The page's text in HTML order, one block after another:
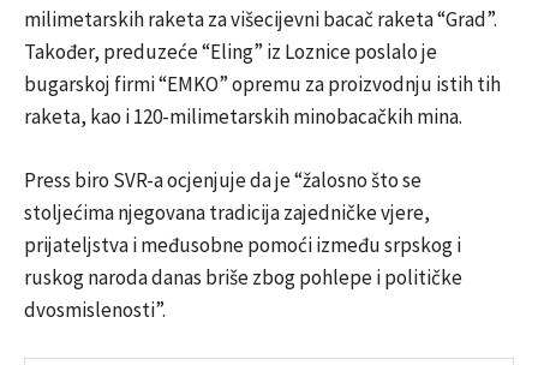
milimetarskih raketa za višecijevni bacač raketa “Grad”.
Također, preduzeće “Eling” iz Loznice poslalo je
bugarskoj firmi “EMKO” opremu za proizvodnju istih tih
raketa, kao i 120-milimetarskih minobacačkih mina.
Press biro SVR-a ocjenjuje da je “žalosno što se
stoljećima njegovana tradicija zajedničke vjere,
prijateljstva i međusobne pomoći između srpskog i
ruskog naroda danas briše zbog pohlepe i političke
dvosmislenosti”.